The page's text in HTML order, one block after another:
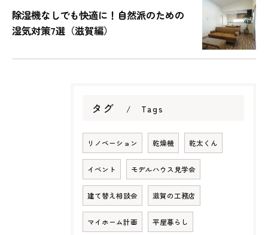
除湿機なしでも快適に！自然派のための
湿気対策7選（滋賀編）
タグ Tags
リノベーション 乾燥機 乾太くん
イベント モデルハウス見学会
建て替え相談会 滋賀の工務店
マイホーム計画 平屋暮らし